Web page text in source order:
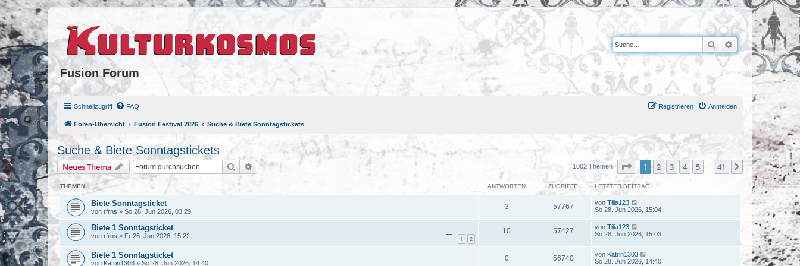
Fusion Forum
Suche Erweiterte Suche
Schnellzugriff FAQ Anmelden
Registrieren
Foren-Übersicht Fusion Festival 2026 Suche & Biete Sonntagstickets
Suche & Biete Sonntagstickets
Neues Thema Suche Erweiterte Suche 1002 Themen Seite1 von41
1 2 3 4 5 41 Nächste
THEMEN ANTWORTEN ZUGRIFFE LETZTER BEITRAG
Biete Sonntagsticket
von rfrns » So 28. Jun 2026, 03:29
3 57767 von Tilia123
So 28. Jun 2026, 15:04
Biete 1 Sonntagsticket
von rfrns » Fr 26. Jun 2026, 15:22 1 2
10 57427 von Tilia123
So 28. Jun 2026, 15:03
Biete 1 Sonntagsticket
von Katrin1303 » So 28. Jun 2026, 14:40
0 56740 von Katrin1303
So 28. Jun 2026, 14:40